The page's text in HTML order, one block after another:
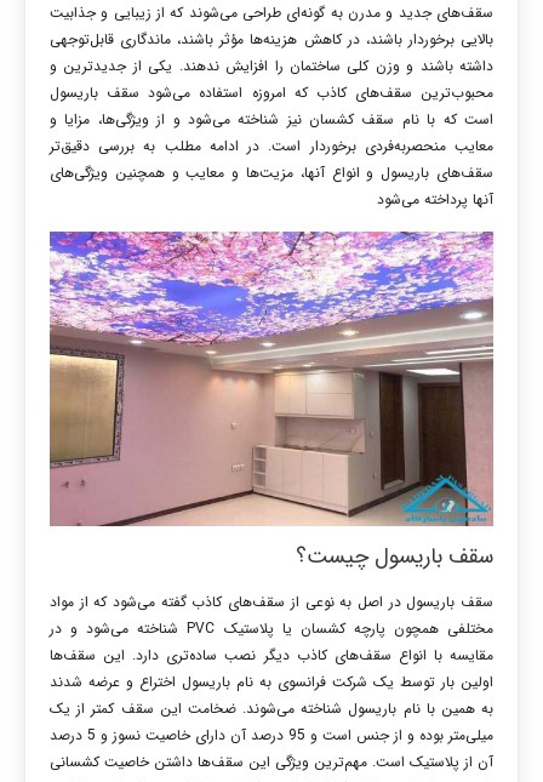
سقف‌های جدید و مدرن به گونه‌ای طراحی می‌شوند که از زیبایی و جذابیت
بالایی برخوردار باشند، در کاهش هزینه‌ها مؤثر باشند، ماندگاری قابل‌توجهی
داشته باشند و وزن کلی ساختمان را افزایش ندهند. یکی از جدیدترین و
محبوب‌ترین سقف‌های کاذب که امروزه استفاده می‌شود سقف باریسول
است که با نام سقف کشسان نیز شناخته می‌شود و از ویژگی‌ها، مزایا و
معایب منحصربه‌فردی برخوردار است. در ادامه مطلب به بررسی دقیق‌تر
سقف‌های باریسول و انواع آنها، مزیت‌ها و معایب و همچنین ویژگی‌های
آنها پرداخته می‌شود
سقف باریسول چیست؟
سقف باریسول در اصل به نوعی از سقف‌های کاذب گفته می‌شود که از مواد
مختلفی همچون پارچه کشسان یا پلاستیک PVC شناخته می‌شود و در
مقایسه با انواع سقف‌های کاذب دیگر نصب ساده‌تری دارد. این سقف‌ها
اولین بار توسط یک شرکت فرانسوی به نام باریسول اختراع و عرضه شدند
به همین با نام باریسول شناخته می‌شوند. ضخامت این سقف کمتر از یک
میلی‌متر بوده و از جنس است و 95 درصد آن دارای خاصیت نسوز و 5 درصد
آن از پلاستیک است. مهم‌ترین ویژگی این سقف‌ها داشتن خاصیت کشسانی